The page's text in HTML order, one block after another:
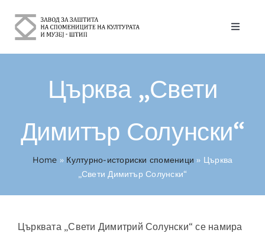
content
Toggle
За Нас
Културно-историски споменици
Контакт
Църква „Свети
Димитър Солунски“
Home » Културно-историски споменици » Църква
„Свети Димитър Солунски“
Църквата „Свети Димитрий Солунски“ се намира